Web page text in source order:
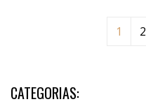
1 2
CATEGORIAS: